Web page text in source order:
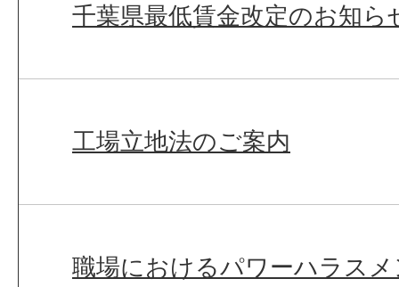
千葉県最低賃金改定のお知ら
工場立地法のご案内
職場におけるパワーハラス